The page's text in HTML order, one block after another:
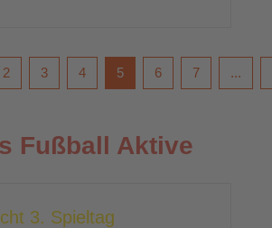
2 3 4 5 6 7 ...
Fußball Aktive
3. Spieltag